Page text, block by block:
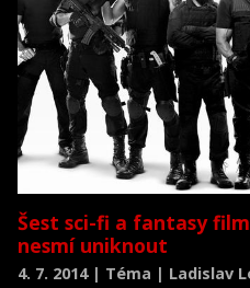
Šest sci-fi a fantasy
nesmí uniknout
4. 7. 2014 | Téma | Ladislav